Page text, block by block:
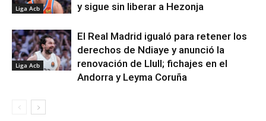
Liga Acb
y sigue sin liberar a Hezonja
Liga Acb
El Real Madrid igualó para retener los
derechos de Ndiaye y anunció la
renovación de Llull; fichajes en el
Andorra y Leyma Coruña